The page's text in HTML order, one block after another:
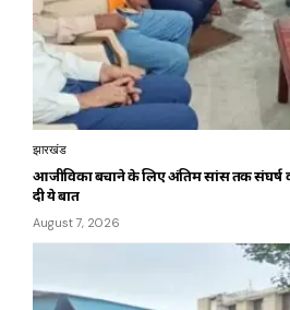
झारखंड
आजीविका बचाने के लिए अंतिम सांस तक संघर्ष
दी ये बात
August 7, 2026